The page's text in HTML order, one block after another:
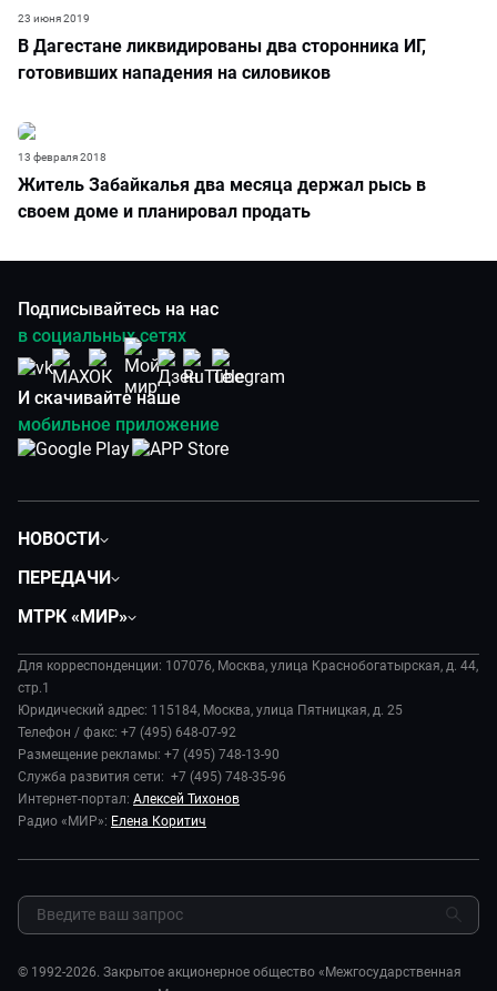
В Дагестане ликвидированы два сторонника ИГ,
готовивших нападения на силовиков
23 июня 2019
Житель Забайкалья два месяца держал рысь в
своем доме и планировал продать
13 февраля 2018
Подписывайтесь на нас
в социальных сетях
И скачивайте наше
мобильное приложение
НОВОСТИ
Экономика
Происшествия
В содружестве
В мире
Наука и технологии
Здоровье и медицина
Спорт
Шоу-бизнес
Стиль жизни
Сад и огород
ПЕРЕДАЧИ
Дела судебные
Диктор делает
Игра в кино
Игра в кино. Мультфильмы
Исторический детектив
Миллион за 5 минут
Мировое соглашение
Предварительный диагноз
МТРК «МИР»
История
Руководство
Новости компании
Пресса о нас
Карьера
Реклама
Закупки и тендеры
Обратная связь
Для корреспонденции: 107076, Москва, улица Краснобогатырская, д. 44,
стр.1
Юридический адрес: 115184, Москва, улица Пятницкая, д. 25
Телефон / факс: +7 (495) 648-07-92
Размещение рекламы: +7 (495) 748-13-90
Служба развития сети: +7 (495) 748-35-96
Интернет-портал: Алексей Тихонов
Радио «МИР»: Елена Коритич
© 1992-2026. Закрытое акционерное общество «Межгосударственная